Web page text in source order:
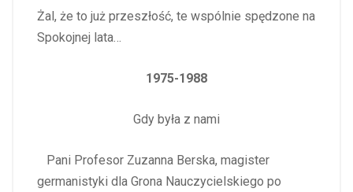
Żal, że to już przeszłość, te wspólnie spędzone na
Spokojnej lata…
1975-1988
Gdy była z nami
Pani Profesor Zuzanna Berska, magister
germanistyki dla Grona Nauczycielskiego po